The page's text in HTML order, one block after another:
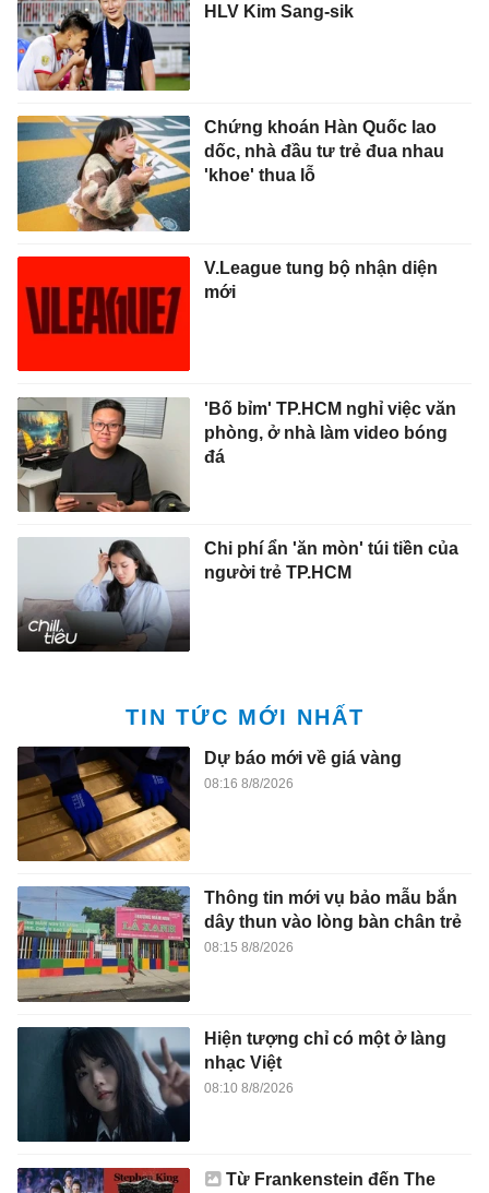
HLV Kim Sang-sik
Chứng khoán Hàn Quốc lao
dốc, nhà đầu tư trẻ đua nhau
'khoe' thua lỗ
V.League tung bộ nhận diện
mới
'Bố bỉm' TP.HCM nghỉ việc văn
phòng, ở nhà làm video bóng
đá
Chi phí ẩn 'ăn mòn' túi tiền của
người trẻ TP.HCM
TIN TỨC MỚI NHẤT
Dự báo mới về giá vàng
08:16 8/8/2026
Thông tin mới vụ bảo mẫu bắn
dây thun vào lòng bàn chân trẻ
08:15 8/8/2026
Hiện tượng chỉ có một ở làng
nhạc Việt
08:10 8/8/2026
Từ Frankenstein đến The